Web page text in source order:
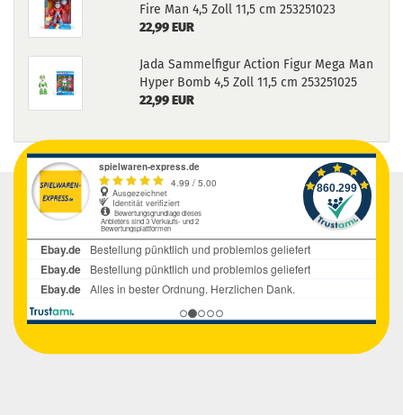
Fire Man 4,5 Zoll 11,5 cm 253251023
22,99 EUR
Jada Sammelfigur Action Figur Mega Man
Hyper Bomb 4,5 Zoll 11,5 cm 253251025
22,99 EUR